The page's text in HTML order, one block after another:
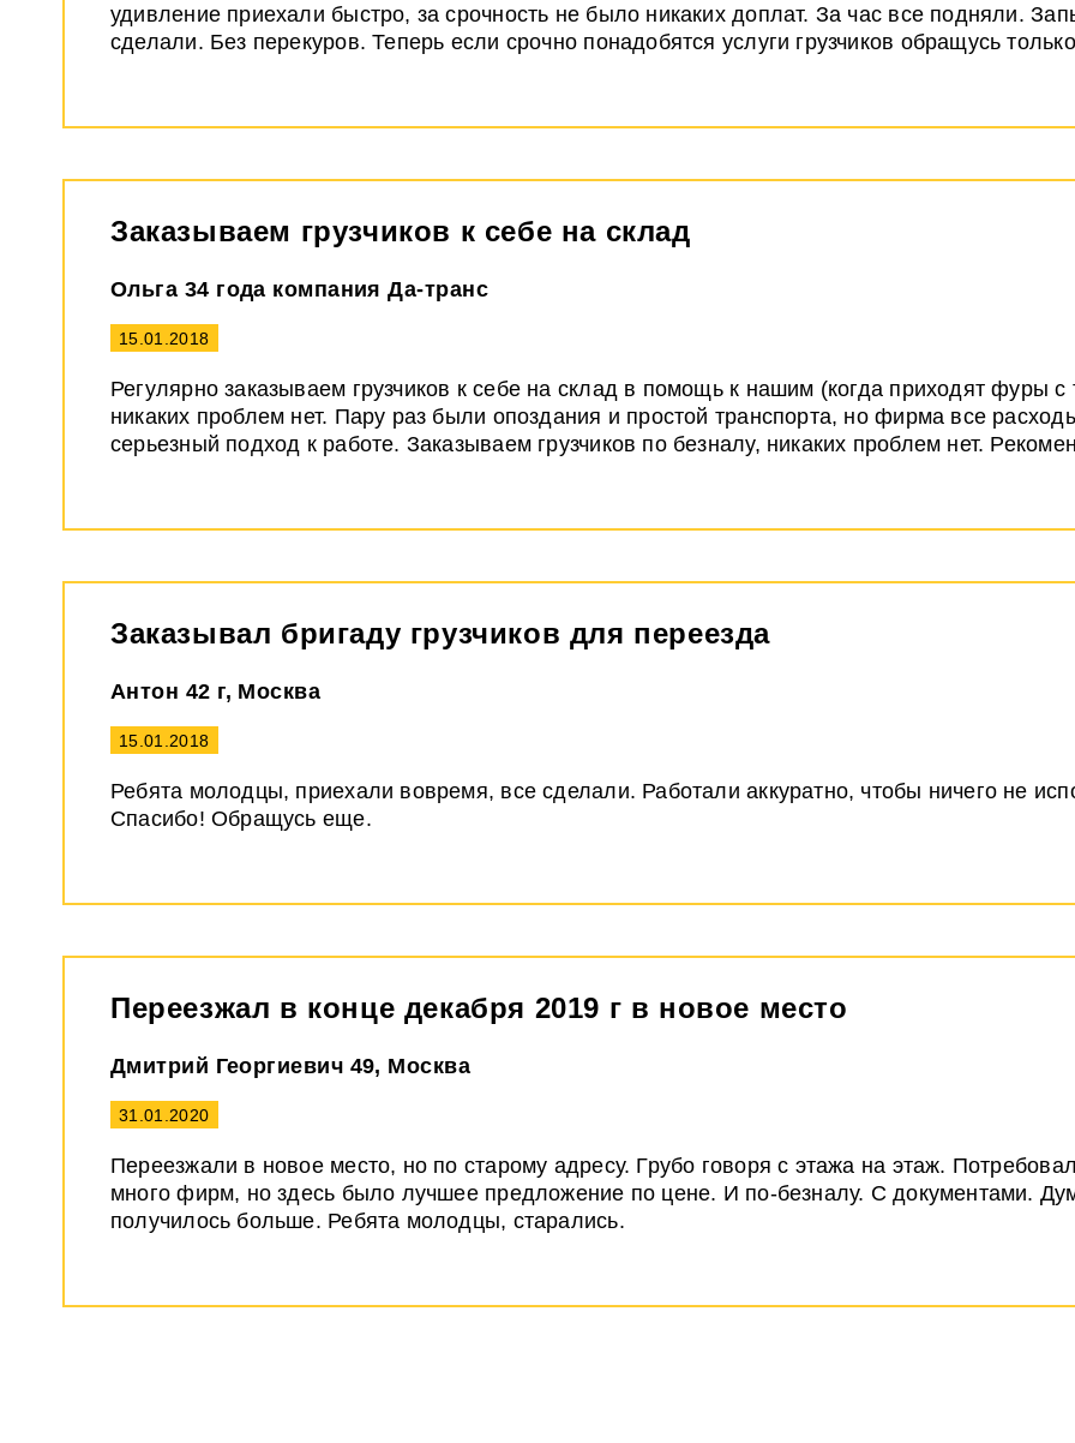
удивление приехали быстро, за срочность не было никаких доплат. За час все подняли.
сделали. Без перекуров. Теперь если срочно понадобятся услуги грузчиков обращусь
Заказываем грузчиков к себе на склад
Ольга 34 года компания Да-транс
15.01.2018
Регулярно заказываем грузчиков к себе на склад в помощь к нашим (когда приходят фуры
никаких проблем нет. Пару раз были опоздания и простой транспорта, но фирма все
серьезный подход к работе. Заказываем грузчиков по безналу, никаких проблем нет.
Заказывал бригаду грузчиков для переезда
Антон 42 г, Москва
15.01.2018
Ребята молодцы, приехали вовремя, все сделали. Работали аккуратно, чтобы ничего не
Спасибо! Обращусь еще.
Переезжал в конце декабря 2019 г в новое место
Дмитрий Георгиевич 49, Москва
31.01.2020
Переезжали в новое место, но по старому адресу. Грубо говоря с этажа на этаж.
много фирм, но здесь было лучшее предложение по цене. И по-безналу. С документами.
получилось больше. Ребята молодцы, старались.